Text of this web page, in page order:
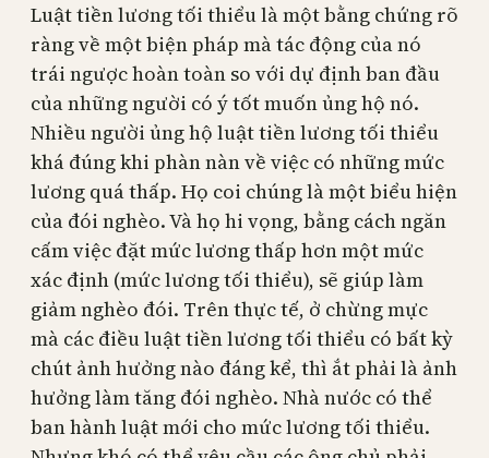
Luật tiền lương tối thiểu là một bằng chứng rõ
ràng về một biện pháp mà tác động của nó
trái ngược hoàn toàn so với dự định ban đầu
của những người có ý tốt muốn ủng hộ nó.
Nhiều người ủng hộ luật tiền lương tối thiểu
khá đúng khi phàn nàn về việc có những mức
lương quá thấp. Họ coi chúng là một biểu hiện
của đói nghèo. Và họ hi vọng, bằng cách ngăn
cấm việc đặt mức lương thấp hơn một mức
xác định (mức lương tối thiểu), sẽ giúp làm
giảm nghèo đói. Trên thực tế, ở chừng mực
mà các điều luật tiền lương tối thiểu có bất kỳ
chút ảnh hưởng nào đáng kể, thì ắt phải là ảnh
hưởng làm tăng đói nghèo. Nhà nước có thể
ban hành luật mới cho mức lương tối thiểu.